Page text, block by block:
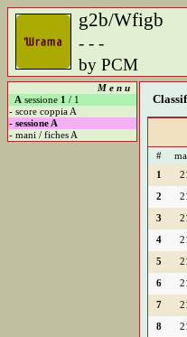
g2b/Wfigb
- - -
by PCM
M e n u
A sessione 1 / 1
- score coppia A
- sessione A
- mani / fiches A